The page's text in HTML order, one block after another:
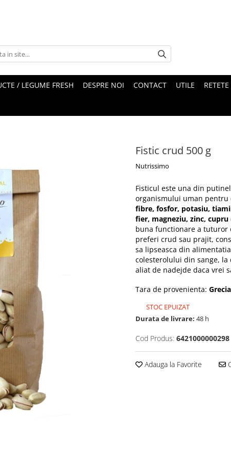
/ LEGUME FRESH DESPRE NOI CONTACT UTILE
Fistic crud 500 g
Nutrissimo
Fisticul este una din
organismului uman pentru
fibre, fosfor, potasiu,
fier, magneziu, zinc, cupru
buna functionare a tuturor
preferi crud sau prajit,
sa lipseasca din
colesterolului din sange,
aliat de nadejde daca vrei
Tara de provenienta: Grecia
STOC EPUIZAT
Durata de livrare: 48 h
Cod Produs: 6421000000298
Adauga la Favorite